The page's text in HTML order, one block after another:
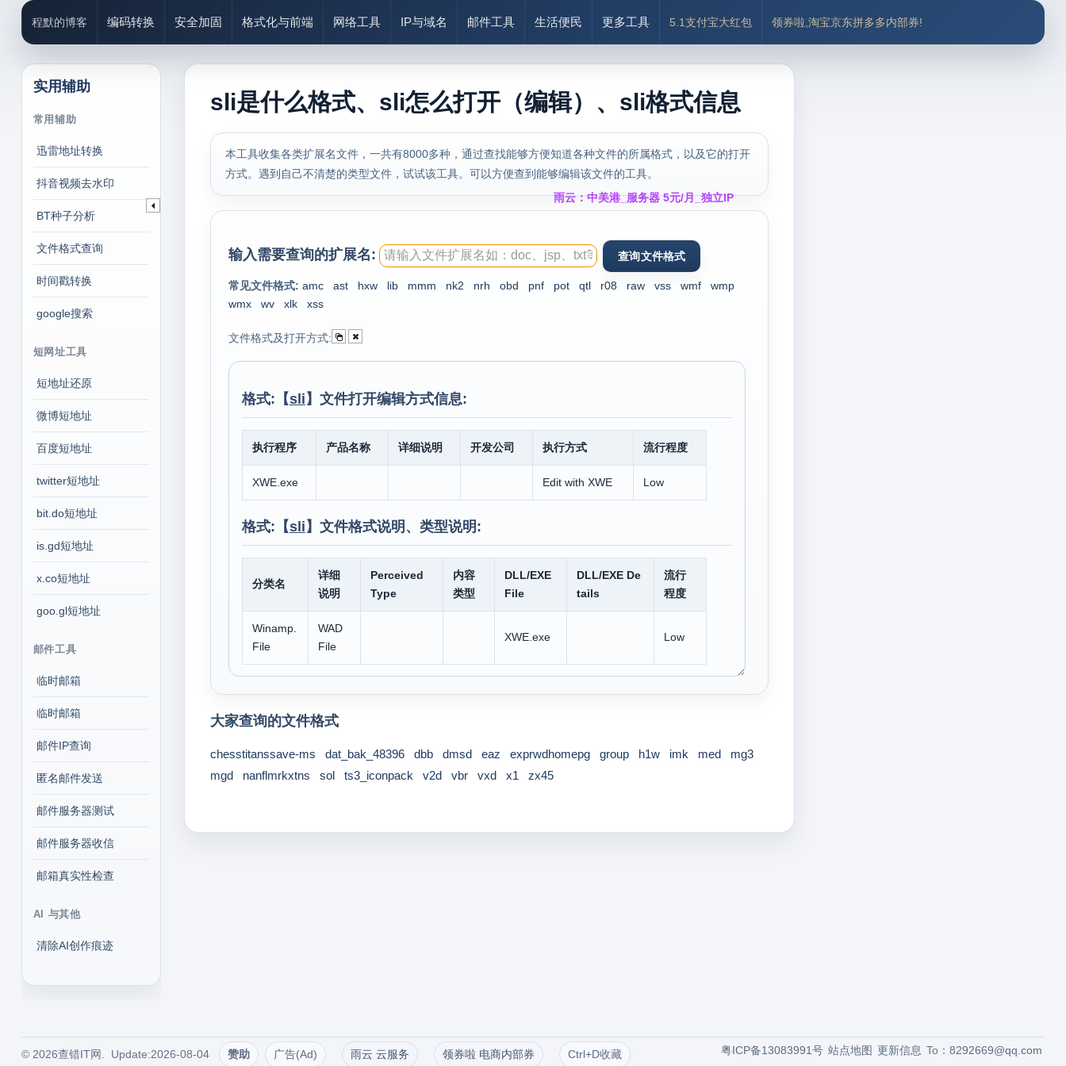
程默的博客 编码转换 安全加固 格式化与前端 网络工具 IP与域名 邮件工具 生活便民 更多工具 5.1支付宝大红包 领券啦,淘宝京东拼多多内部券!
实用辅助
常用辅助
迅雷地址转换
抖音视频去水印
BT种子分析
文件格式查询
时间戳转换
google搜索
短网址工具
短地址还原
微博短地址
百度短地址
twitter短地址
bit.do短地址
is.gd短地址
x.co短地址
goo.gl短地址
邮件工具
临时邮箱
临时邮箱
邮件IP查询
匿名邮件发送
邮件服务器测试
邮件服务器收信
邮箱真实性检查
AI 与其他
清除AI创作痕迹
sli是什么格式、sli怎么打开（编辑）、sli格式信息
本工具收集各类扩展名文件，一共有8000多种，通过查找能够方便知道各种文件的所属格式，以及它的打开
方式。遇到自己不清楚的类型文件，试试该工具。可以方便查到能够编辑该文件的工具。
雨云：中美港_服务器 5元/月_独立IP
输入需要查询的扩展名:
常见文件格式: amc ast hxw lib mmm nk2 nrh obd pnf pot qtl r08 raw vss wmf
wmp
wmx
wv xlk xss
文件格式及打开方式:
格式:【sli 】文件打开编辑方式信息:
执行程序 产品名称 详细说明 开发公司 执行方式 流行程度
XWE.exe Edit with XWE Low
格式:【sli 】文件格式说明、类型说明:
分类名
详细
说明
Perceived
Type
内容
类型
DLL/EXE
File
DLL/EXE De
tails
流行
程度
Winamp.
File
WAD
File
XWE.exe Low
大家查询的文件格式
chesstitanssave-ms dat_bak_48396 dbb dmsd eaz exprwdhomepg group h1w imk med
mg3
mgd
nanflmrkxtns sol ts3_iconpack v2d vbr vxd x1 zx45
© 2026查错IT网. Update:2026-08-04 赞助 广告(Ad) 雨云 云服务 领券啦 电商内部券 Ctrl+D收藏 To：8292669@qq.com
更新信息
站点地图
粤ICP备13083991号